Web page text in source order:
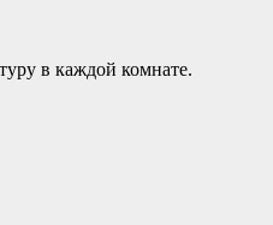
в каждой комнате.